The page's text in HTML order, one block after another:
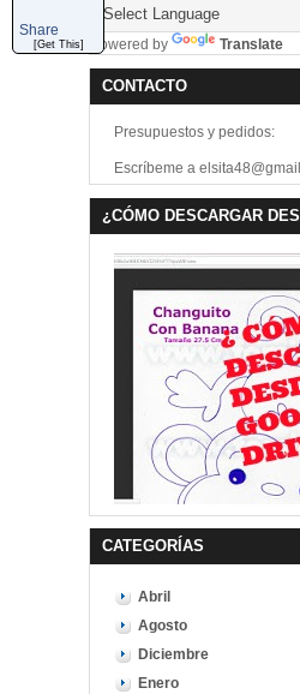
Share
[Get This] Powered by Translate
CONTACTO
Presupuestos y pedidos:
Escríbeme a
¿CÓMO DESCARGAR
CATEGORÍAS
Abril
Agosto
Diciembre
Enero